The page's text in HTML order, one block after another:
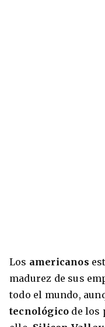
Los americanos
madurez de sus
todo el mundo,
tecnológico de los